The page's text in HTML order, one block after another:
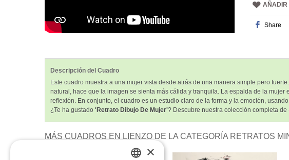
AÑADIR
Share
Descripción del Cuadro
Este cuadro muestra a una mujer vista desde atrás de una manera simple pero
natural, hace que la imagen se sienta más cálida y tranquila. La espalda de la
reflexión. En conjunto, el cuadro es un estudio claro de la forma y la emoción,
¿Te ha gustado 'Retrato Dibujo De Mujer'? Descubre nuestra colección completa de
MÁS CUADROS EN LIENZO DE LA CATEGORÍA RETRATOS
×